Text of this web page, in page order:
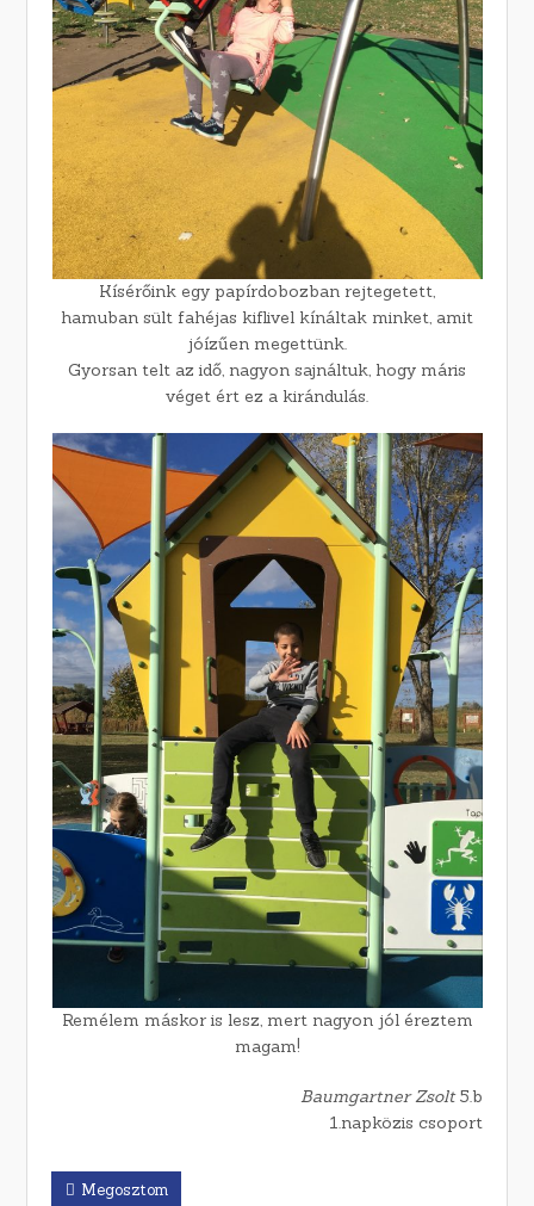
Kísérőink egy papírdobozban rejtegetett,
hamuban sült fahéjas kiflivel kínáltak minket, amit
jóízűen megettünk.
Gyorsan telt az idő, nagyon sajnáltuk, hogy máris
véget ért ez a kirándulás.
Remélem máskor is lesz, mert nagyon jól éreztem
magam!
Baumgartner Zsolt5.b
1.napközis csoport
Megosztom